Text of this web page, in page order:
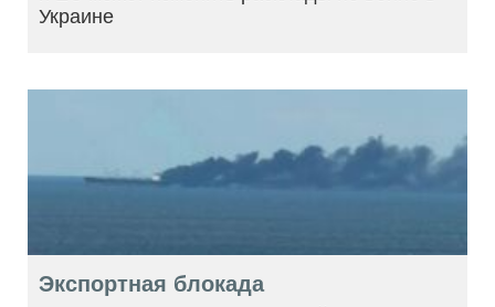
Украине
Экспортная блокада